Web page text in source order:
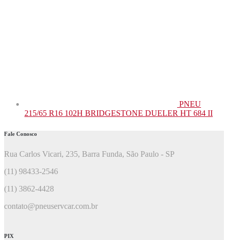
PNEU
215/65 R16 102H BRIDGESTONE DUELER HT 684 II
Fale Conosco
Rua Carlos Vicari, 235, Barra Funda, São Paulo - SP
(11) 98433-2546
(11) 3862-4428
contato@pneuservcar.com.br
PIX